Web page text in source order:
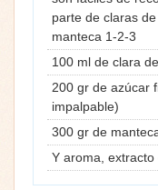
parte de claras
manteca 1-2-3
100 ml de clara
200 gr de azúcar
impalpable)
300 gr de
Y aroma,